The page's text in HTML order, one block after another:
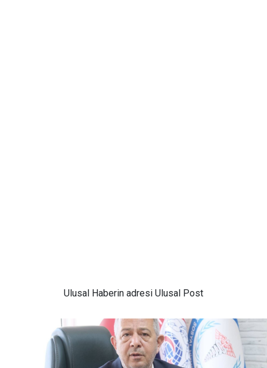
Ulusal Haberin adresi Ulusal Post